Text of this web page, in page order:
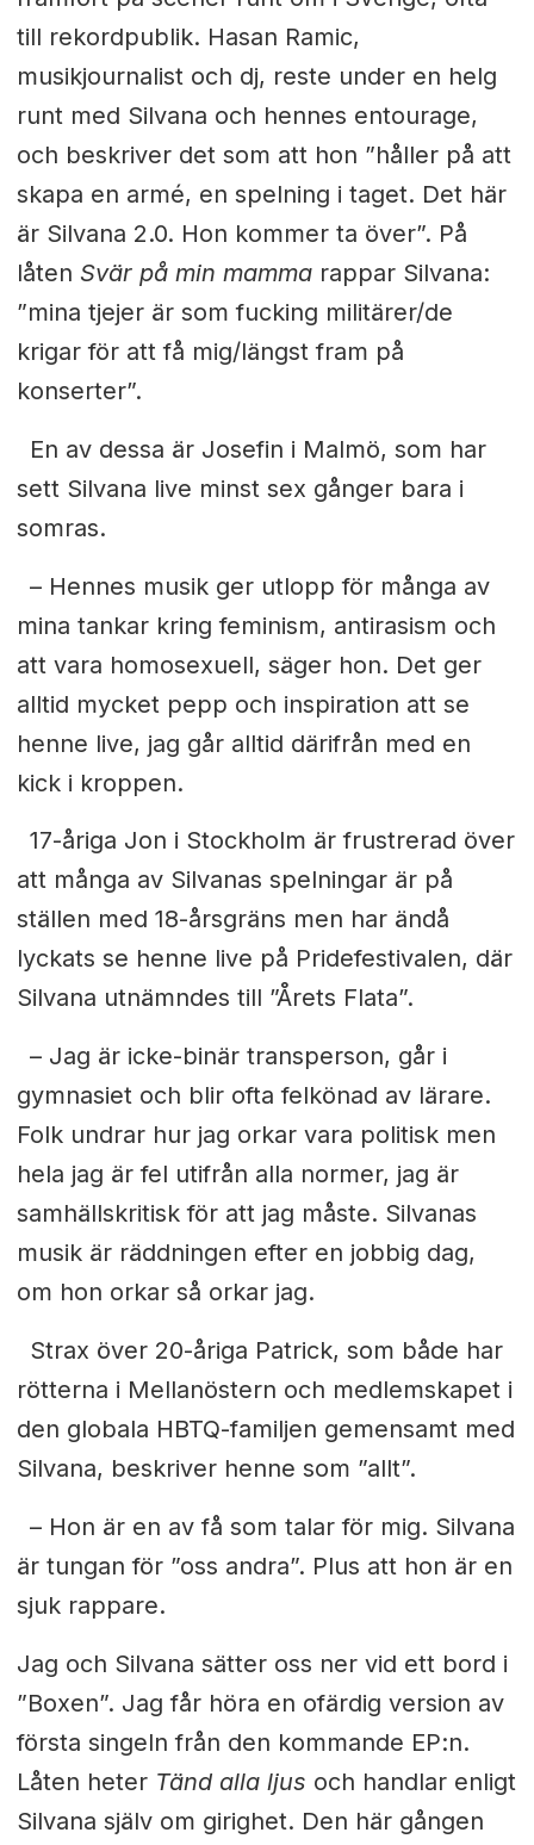
till rekordpublik. Hasan Ramic,
musikjournalist och dj, reste under en helg
runt med Silvana och hennes entourage,
och beskriver det som att hon ”håller på att
skapa en armé, en spelning i taget. Det här
är Silvana 2.0. Hon kommer ta över”. På
låten Svär på min mammarappar Silvana:
”mina tjejer är som fucking militärer/de
krigar för att få mig/längst fram på
konserter”.
En av dessa är Josefin i Malmö, som har
sett Silvana live minst sex gånger bara i
somras.
– Hennes musik ger utlopp för många av
mina tankar kring feminism, antirasism och
att vara homosexuell, säger hon. Det ger
alltid mycket pepp och inspiration att se
henne live, jag går alltid därifrån med en
kick i kroppen.
17-åriga Jon i Stockholm är frustrerad över
att många av Silvanas spelningar är på
ställen med 18-årsgräns men har ändå
lyckats se henne live på Pridefestivalen, där
Silvana utnämndes till ”Årets Flata”.
– Jag är icke-binär transperson, går i
gymnasiet och blir oftafelkönad av lärare.
Folk undrar hur jag orkar vara politisk men
hela jag är fel utifrån alla normer, jag är
samhällskritisk för att jag måste. Silvanas
musik är räddningen efter en jobbig dag,
om hon orkar så orkar jag.
Strax över 20-åriga Patrick, som både har
rötterna i Mellanöstern och medlemskapet i
den globala HBTQ-familjen gemensamt med
Silvana, beskriver henne som ”allt”.
– Hon är en av få som talar för mig. Silvana
är tungan för ”oss andra”. Plus att hon är en
sjuk rappare.
Jag och Silvana sätter oss ner vid ett bord i
”Boxen”. Jag får höra en ofärdig version av
första singeln från den kommande EP:n.
Låten heter Tänd alla ljus och handlar enligt
Silvana själv om girighet. Den här gången